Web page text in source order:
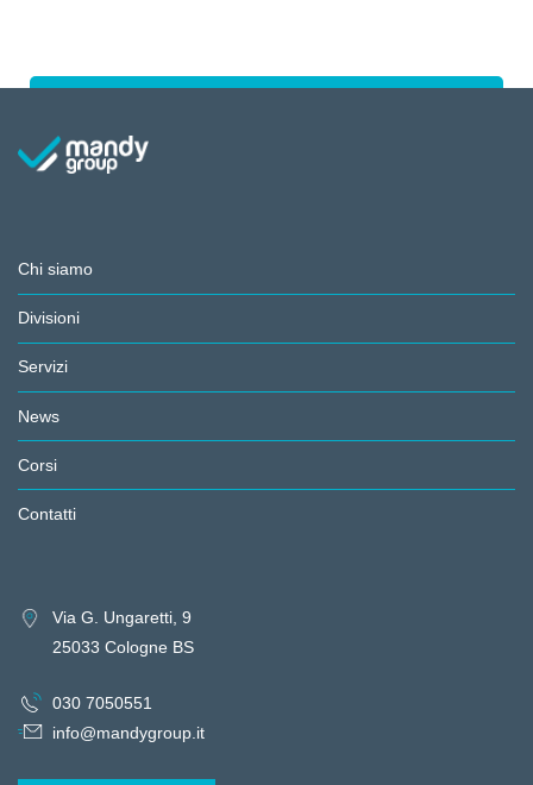
Chi siamo
Divisioni
Servizi
News
Corsi
Contatti
Via G. Ungaretti, 9
25033 Cologne BS
030 7050551
info@mandygroup.it